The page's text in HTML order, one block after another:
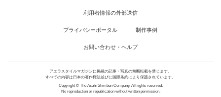
利用者情報の外部送信
プライバシーポータル 制作事例
お問い合わせ・ヘルプ
アエラスタイルマガジンに掲載の記事・写真の無断転載を禁じます。
すべての内容は日本の著作権法並びに国際条約により保護されています。
Copyright © The Asahi Shimbun Company. All rights reserved.
No reproduction or republication without written permission.